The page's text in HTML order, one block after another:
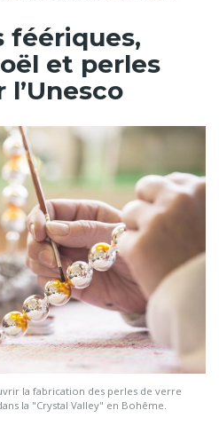
féériques,
et perles
l’Unesco
la fabrication des perles de verre
la "Crystal Valley" en Bohême.